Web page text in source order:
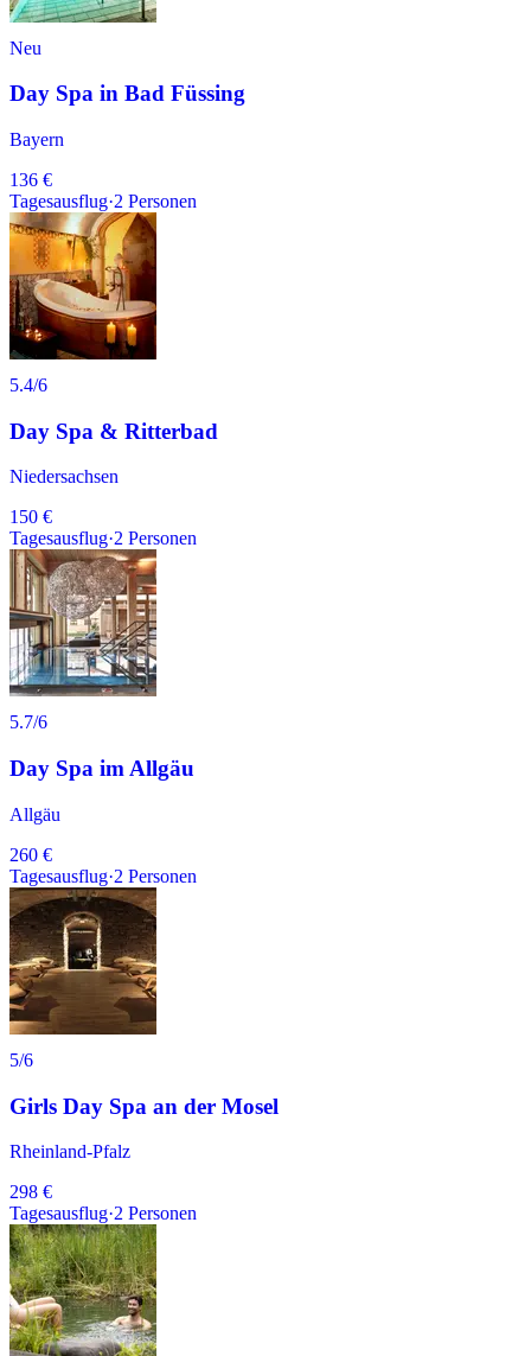
Neu
Day Spa in Bad Füssing
Bayern
136 €
Tagesausflug·2 Personen
5.4/6
Day Spa & Ritterbad
Niedersachsen
150 €
Tagesausflug·2 Personen
5.7/6
Day Spa im Allgäu
Allgäu
260 €
Tagesausflug·2 Personen
5/6
Girls Day Spa an der Mosel
Rheinland-Pfalz
298 €
Tagesausflug·2 Personen